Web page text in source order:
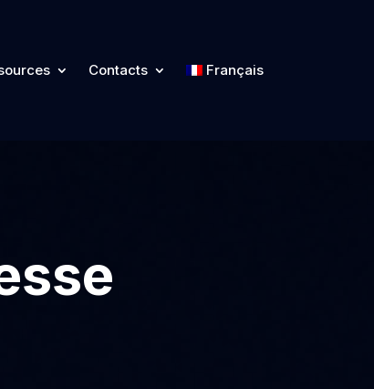
Contacts Français